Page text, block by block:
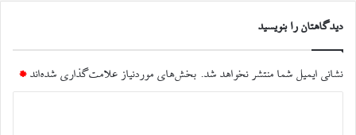
دیدگاهتان را بنویسید
نشانی ایمیل شما منتشر نخواهد شد. بخش‌های موردنیاز علامت‌گذاری شده‌اند *